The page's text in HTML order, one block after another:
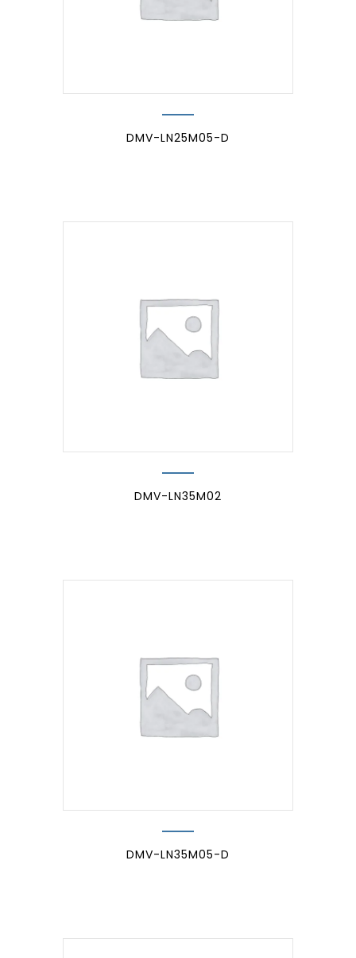
DMV-LN25M05-D
DMV-LN35M02
DMV-LN35M05-D